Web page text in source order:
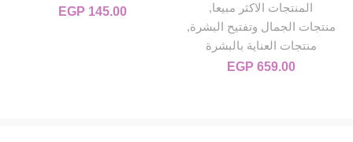
المنتجات الاكثر مبيعا,
منتجات الجمال وتفتيح البشرة,
منتجات العناية بالبشرة
EGP 659.00
EGP 145.00